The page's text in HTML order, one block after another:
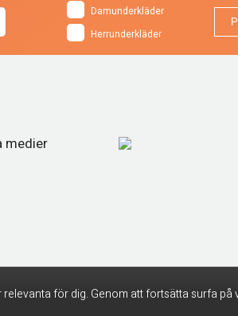
för dig. Genom att fortsätta surfa
Damunderkläder
Herrunderkläder
medier